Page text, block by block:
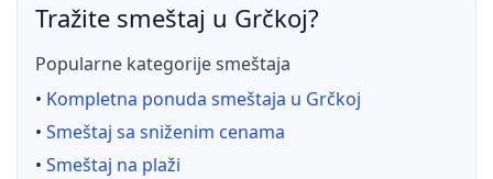
Tražite smeštaj u Grčkoj?
Popularne kategorije smeštaja
• Kompletna ponuda smeštaja u Grčkoj
• Smeštaj sa sniženim cenama
• Smeštaj na plaži